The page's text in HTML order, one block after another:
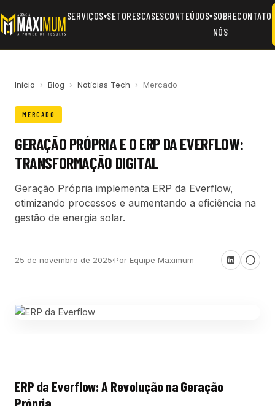
SERVIÇOS▾SETORESCASESCONTEÚDOS▾SOBRE
NÓS
CONTATO
Início › Blog › Notícias Tech › Mercado
MERCADO
GERAÇÃO PRÓPRIA E O ERP DA EVERFLOW:
TRANSFORMAÇÃO DIGITAL
Geração Própria implementa ERP da Everflow,
otimizando processos e aumentando a eficiência na
gestão de energia solar.
25 de novembro de 2025·Por Equipe Maximum
ERP da Everflow: A Revolução na Geração